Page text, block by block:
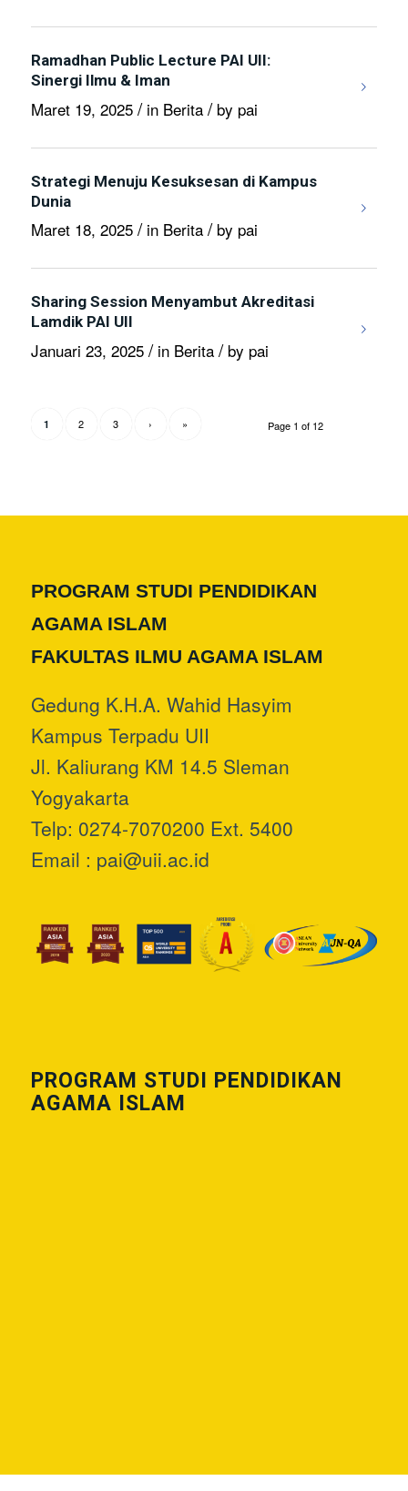
Ramadhan Public Lecture PAI UII:
Sinergi Ilmu & Iman
Maret 19, 2025 / in Berita / by pai
Strategi Menuju Kesuksesan di Kampus
Dunia
Maret 18, 2025 / in Berita / by pai
Sharing Session Menyambut Akreditasi
Lamdik PAI UII
Januari 23, 2025 / in Berita / by pai
Page 1 of 12
1 2 3 › »
PROGRAM STUDI PENDIDIKAN
AGAMA ISLAM
FAKULTAS ILMU AGAMA ISLAM
Gedung K.H.A. Wahid Hasyim
Kampus Terpadu UII
Jl. Kaliurang KM 14.5 Sleman
Yogyakarta
Telp: 0274-7070200 Ext. 5400
Email : pai@uii.ac.id
PROGRAM STUDI PENDIDIKAN
AGAMA ISLAM